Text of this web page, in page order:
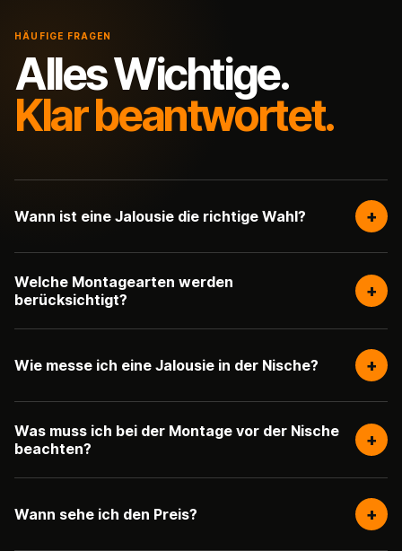
HÄUFIGE FRAGEN
Alles Wichtige.
Klar beantwortet.
Wann ist eine Jalousie die richtige Wahl? +
Welche Montagearten werden
berücksichtigt?
+
Wie messe ich eine Jalousie in der Nische? +
Was muss ich bei der Montage vor der Nische
beachten?
+
Wann sehe ich den Preis? +